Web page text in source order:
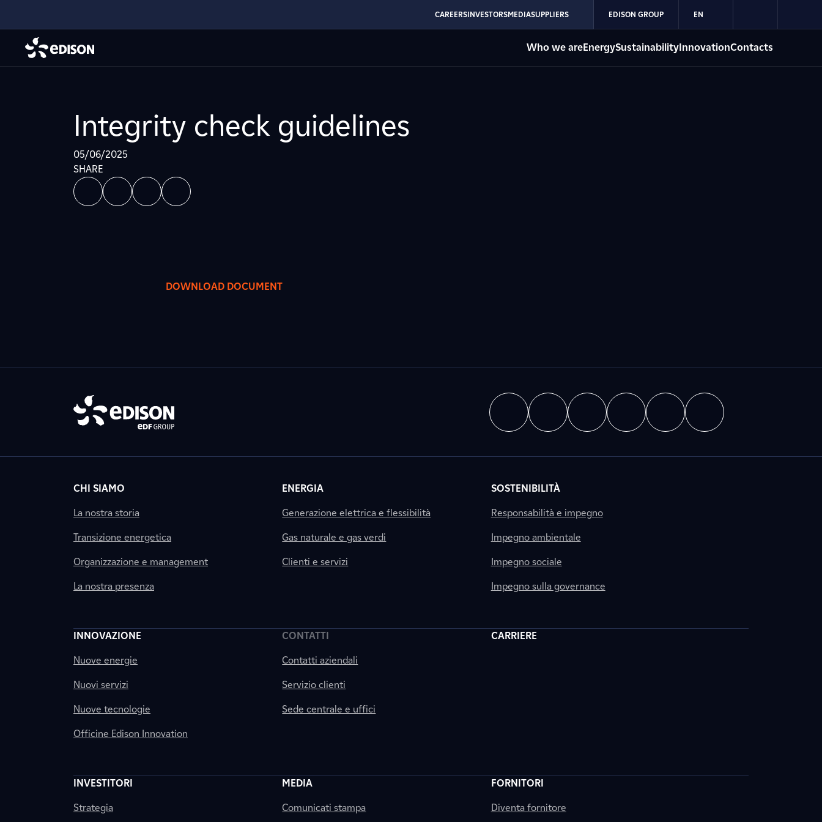
CAREERSINVESTORSMEDIASUPPLIERS EDISON GROUP EN
Who we areEnergySustainabilityInnovationContacts
Integrity check guidelines
05/06/2025
SHARE
DOWNLOAD DOCUMENT
CHI SIAMO
La nostra storia
Transizione energetica
Organizzazione e management
La nostra presenza
ENERGIA
Generazione elettrica e flessibilità
Gas naturale e gas verdi
Clienti e servizi
SOSTENIBILITÀ
Responsabilità e impegno
Impegno ambientale
Impegno sociale
Impegno sulla governance
INNOVAZIONE
Nuove energie
Nuovi servizi
Nuove tecnologie
Officine Edison Innovation
CONTATTI
Contatti aziendali
Servizio clienti
Sede centrale e uffici
CARRIERE
INVESTITORI
Strategia
MEDIA
Comunicati stampa
FORNITORI
Diventa fornitore